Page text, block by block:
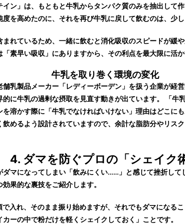
イン」は、もともと牛乳からタンパク質のみを抽出して
を高めたのに、それを再び牛乳に戻して飲むのは、少し
まれているため、一緒に飲むと消化吸収のスピードが緩
「素早い吸収」にありますから、その利点を最大限に活
牛乳を取り巻く環境の変化
乳製品メーカー「レディーボーデン」を扱う企業が経
に牛乳の過剰な摂取を見直す動きが出ています。 「牛
を溶かす際に「牛乳でなければいけない」理由はどこに
めるよう設計されていますので、余計な脂肪分やリス
4. ダマを防ぐプロの「シェイク
ダマになってしまい「飲みにくい……」と感じて挫折して
果的な裏技をご紹介します。
入れ、そのまま振り始めますが、それでもダマになる
ーの中で粉だけを軽くシェイクしておく」ことです。